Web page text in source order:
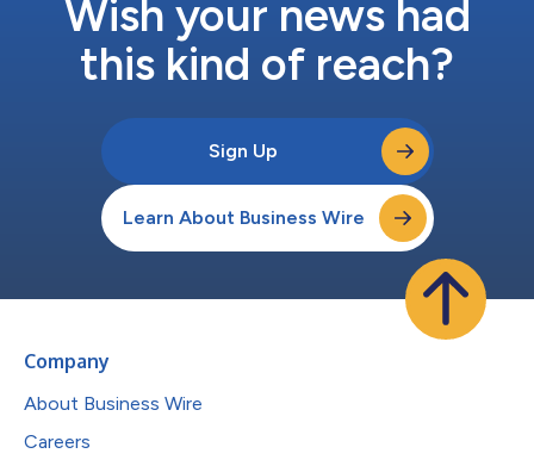
Wish your news had
this kind of reach?
Sign Up
Learn About Business Wire
Company
About Business Wire
Careers